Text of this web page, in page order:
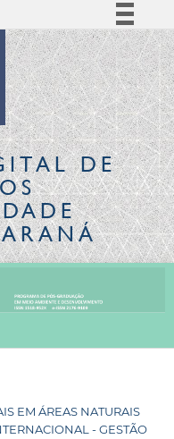
Simplifique!
Comunica BR
Participe
Acesso à informação
Legislação
CanaisDE
EM ÁREAS NATURAIS
- GESTÃO